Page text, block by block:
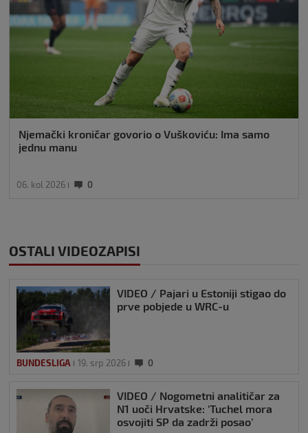
Njemački kroničar govorio o Vuškoviću: Ima samo
jednu manu
06. kol 2026 0
OSTALI VIDEOZAPISI
VIDEO / Pajari u Estoniji stigao do
prve pobjede u WRC-u
BUNDESLIGA 19. srp 2026 0
VIDEO / Nogometni analitičar za
N1 uoči Hrvatske: ‘Tuchel mora
osvojiti SP da zadrži posao’